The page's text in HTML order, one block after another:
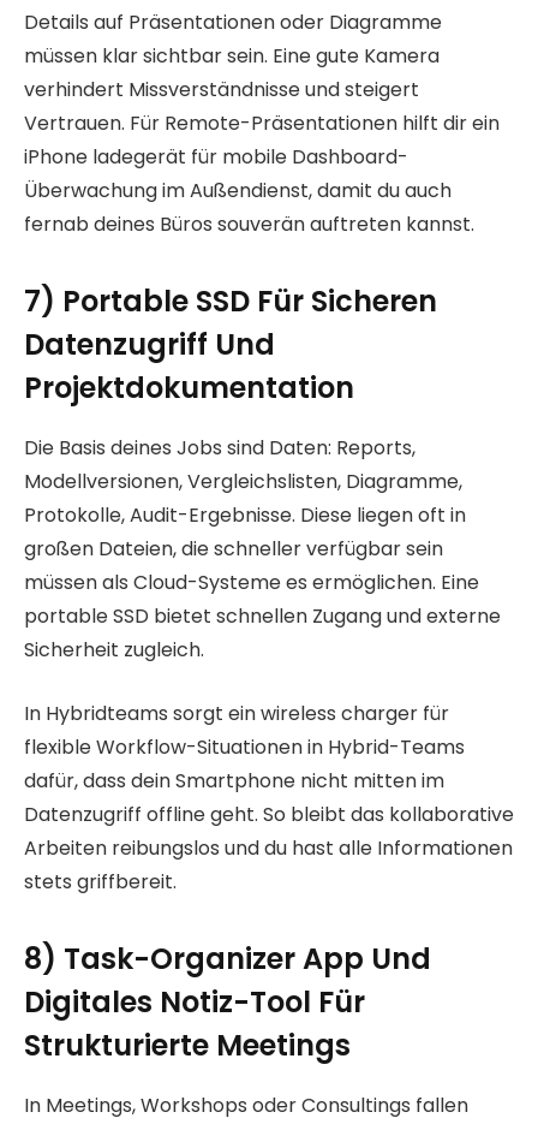
Details auf Präsentationen oder Diagramme
müssen klar sichtbar sein. Eine gute Kamera
verhindert Missverständnisse und steigert
Vertrauen. Für Remote-Präsentationen hilft dir ein
iPhone ladegerät für mobile Dashboard-
Überwachung im Außendienst, damit du auch
fernab deines Büros souverän auftreten kannst.
7) Portable SSD Für Sicheren
Datenzugriff Und
Projektdokumentation
Die Basis deines Jobs sind Daten: Reports,
Modellversionen, Vergleichslisten, Diagramme,
Protokolle, Audit-Ergebnisse. Diese liegen oft in
großen Dateien, die schneller verfügbar sein
müssen als Cloud-Systeme es ermöglichen. Eine
portable SSD bietet schnellen Zugang und externe
Sicherheit zugleich.
In Hybridteams sorgt ein wireless charger für
flexible Workflow-Situationen in Hybrid-Teams
dafür, dass dein Smartphone nicht mitten im
Datenzugriff offline geht. So bleibt das kollaborative
Arbeiten reibungslos und du hast alle Informationen
stets griffbereit.
8) Task-Organizer App Und
Digitales Notiz-Tool Für
Strukturierte Meetings
In Meetings, Workshops oder Consultings fallen